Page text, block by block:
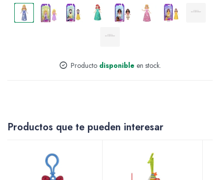
Producto disponible en stock.
Productos que te pueden interesar
Perfumería